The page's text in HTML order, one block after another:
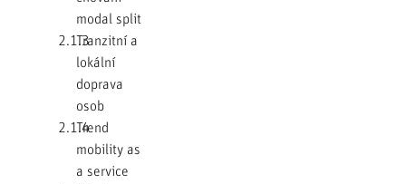
modal split
2.1.3Tranzitní a
lokální
doprava
osob
2.1.4Trend
mobility as
a service